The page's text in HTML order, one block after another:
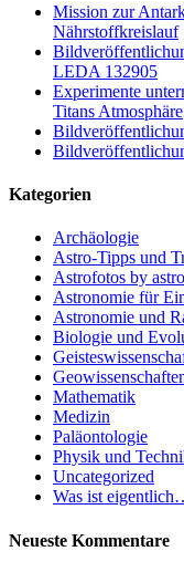
Mission zur
Nährstoffkreislauf
LEDA 132905
Experimente
Titans Atmosphäre
Kategorien
Archäologie
Astro-Tipps und
Astrofotos by
Astronomie für
Astronomie und
Biologie und
Mathematik
Medizin
Paläontologie
Physik und
Uncategorized
Was ist
Neueste Kommentare